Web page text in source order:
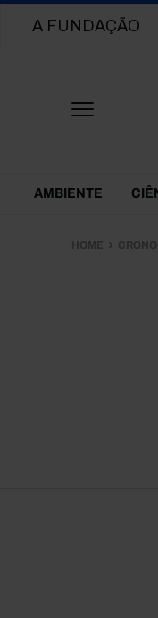
MainA FUNDAÇÃO
Themes
AMBIENTE
HOME